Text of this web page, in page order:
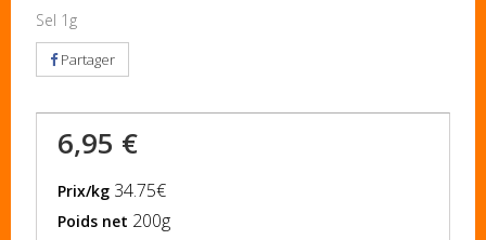
Sel 1g
Partager
6,95 €
Prix/kg 34.75€
Poids net 200g